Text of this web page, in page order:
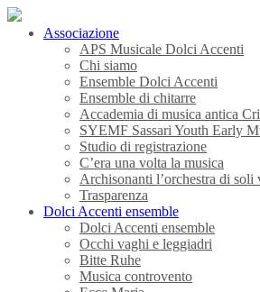
Associazione
APS Musicale Dolci Accenti
Chi siamo
Ensemble Dolci Accenti
Ensemble di chitarre
Accademia di musica antica
SYEMF Sassari Youth Early
Studio di registrazione
C’era una volta la musica
Archisonanti l’orchestra di soli
Trasparenza
Dolci Accenti ensemble
Dolci Accenti ensemble
Occhi vaghi e leggiadri
Bitte Ruhe
Musica controvento